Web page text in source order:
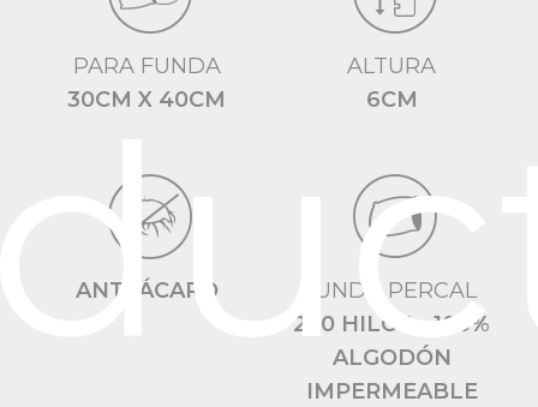
PARA FUNDA
30CM X 40CM
ALTURA
6CM
ANTI ÁCARO
FUNDA PERCAL
200 HILOS - 100%
ALGODÓN
IMPERMEABLE